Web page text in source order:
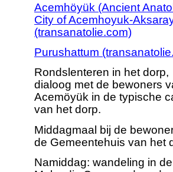
Acemhöyük (Ancient
City of Acemhoyuk-
(transanatolie.com)
Purushattum
Rondslenteren in het dorp,
dialoog met de bewoners
Acemöyük in de typische
van het dorp.
Middagmaal bij de
de Gemeentehuis van het
Namiddag: wandeling in de